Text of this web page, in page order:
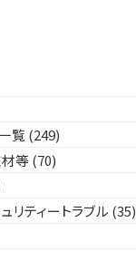
覧 (249)
等(70)
リティートラブル (35)